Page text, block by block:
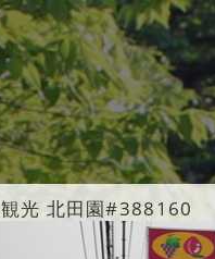
観光 北田園#388160